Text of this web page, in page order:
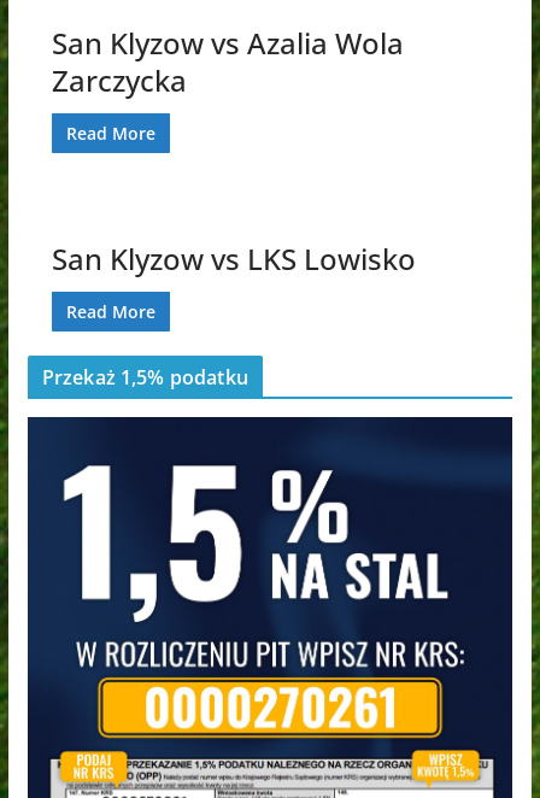
San Klyzow vs Azalia Wola
Zarczycka
Read More
San Klyzow vs LKS Lowisko
Read More
Przekaż 1,5% podatku